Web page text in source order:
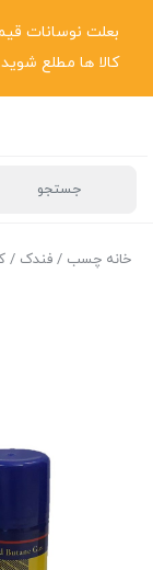
بعلت نوسانات
کالا ها مطلع شوید.
خانه چسب / فندک /